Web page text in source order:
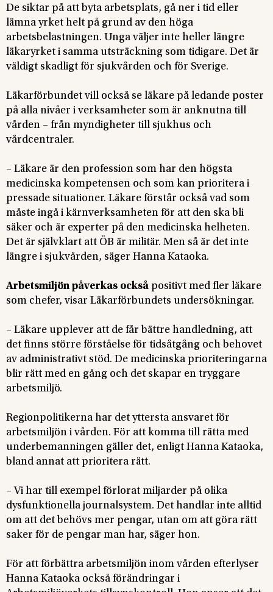
De siktar på att byta arbetsplats, gå ner i tid eller
lämna yrket helt på grund av den höga
arbetsbelastningen. Unga väljer inte heller längre
läkaryrket i samma utsträckning som tidigare. Det är
väldigt skadligt för sjukvården och för Sverige.
Läkarförbundet vill också se läkare på ledande poster
på alla nivåer i verksamheter som är anknutna till
vården – från myndigheter till sjukhus och
vårdcentraler.
– Läkare är den profession som har den högsta
medicinska kompetensen och som kan prioritera i
pressade situationer. Läkare förstår också vad som
måste ingå i kärnverksamheten för att den ska bli
säker och är experter på den medicinska helheten.
Det är självklart att ÖB är militär. Men så är det inte
längre i sjukvården, säger Hanna Kataoka.
Arbetsmiljön påverkas också positivt med fler läkare
som chefer, visar Läkarförbundets undersökningar.
– Läkare upplever att de får bättre handledning, att
det finns större förståelse för tidsåtgång och behovet
av administrativt stöd. De medicinska prioriteringarna
blir rätt med en gång och det skapar en tryggare
arbetsmiljö.
Regionpolitikerna har det yttersta ansvaret för
arbetsmiljön i vården. För att komma till rätta med
underbemanningen gäller det, enligt Hanna Kataoka,
bland annat att prioritera rätt.
– Vi har till exempel förlorat miljarder på olika
dysfunktionella journalsystem. Det handlar inte alltid
om att det behövs mer pengar, utan om att göra rätt
saker för de pengar man har, säger hon.
För att förbättra arbetsmiljön inom vården efterlyser
Hanna Kataoka också förändringar i